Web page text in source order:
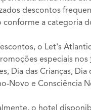
descontos
conforme a categoria
o Let's
especiais nos
Dia das Crianças, Dia
Novo e Consciência
o hotel